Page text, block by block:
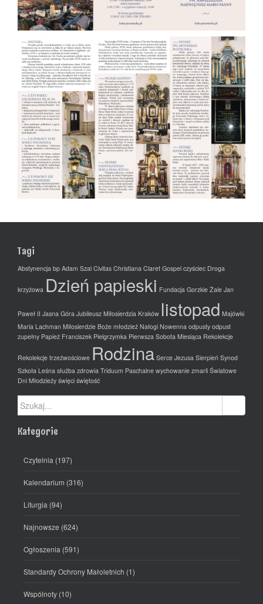
Tagi
Abstynencja bp Adam Szal Civitas Christiana Claret Gospel czyściec Droga
krzyżowa Dzień papieski Fundacja Gorzkie Żale Jan
Paweł II Jasna Góra Jubileusz Miłosierdzia Kraków listopad Majówki
Maria Lachman Miłosierdzie Boże młodzież Nałogi Nowenna odpusty odpust
zupełny Papież Franciszek Pielgrzymka Pierwsza Sobota Miesiąca Rekolekcje
Rekolekcje trzeźwościowe Rodzina Serce Jezusa Sierpień Synod
Szkoła Leśna służba zdrowia Triduum Paschalne wychowanie zmarli Światowe
Dni Młodzieży święci świętość
Szukaj:
Kategorie
Czytelnia (197)
Kalendarium (316)
Liturgia (94)
Najnowsze (624)
Ogłoszenia (591)
Standardy Ochrony Małoletnich (1)
Wspólnoty (10)